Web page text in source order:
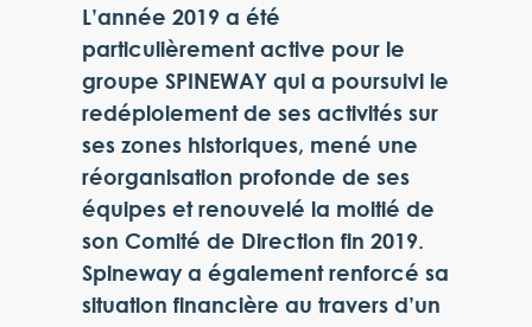
L’année 2019 a été
particulièrement active pour le
groupe SPINEWAY qui a poursuivi le
redéploiement de ses activités sur
ses zones historiques, mené une
réorganisation profonde de ses
équipes et renouvelé la moitié de
son Comité de Direction fin 2019.
Spineway a également renforcé sa
situation financière au travers d’un